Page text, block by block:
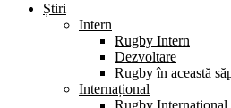
Știri
Intern
Rugby Intern
Dezvoltare
Rugby în această
Internațional
Rugby Internațional